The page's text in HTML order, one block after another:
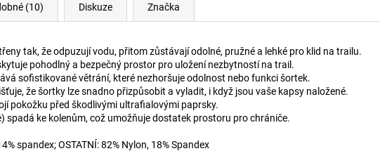
(10) Diskuze Značka
tak, že odpuzují vodu, přitom zůstávají odolné, pružné a lehké pro klid na trailu.
pohodlný a bezpečný prostor pro uložení nezbytností na trail.
sofistikované větrání, které nezhoršuje odolnost nebo funkci šortek.
že šortky lze snadno přizpůsobit a vyladit, i když jsou vaše kapsy naložené.
pokožku před škodlivými ultrafialovými paprsky.
spadá ke kolenům, což umožňuje dostatek prostoru pro chrániče.
spandex; OSTATNÍ: 82% Nylon, 18% Spandex